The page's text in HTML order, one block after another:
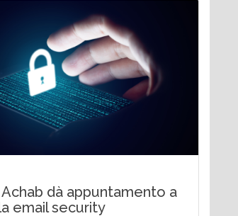
Achab dà appuntamento a
email security